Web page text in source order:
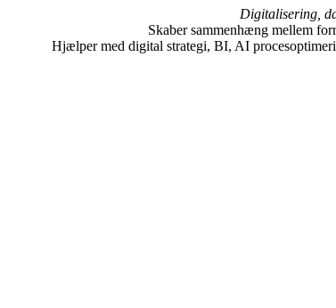
Digitalisering,
Skaber sammenhæng mellem
Hjælper med digital strategi, BI, AI